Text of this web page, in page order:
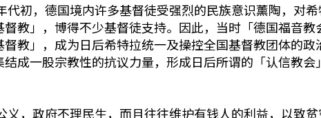
初，德国境内许多基督徒受强烈的民族意识薰陶，对
教」，博得不少基督徒支持。因此，当时「德国福音教
教」，成为日后希特拉统一及操控全国基督教团体的政
成一股宗教性的抗议力量，形成日后所谓的「认信教会
，政府不理民生，而且往往维护有钱人的利益，以致